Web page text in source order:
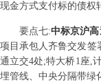
现金方式支付标的债权
要点七:中标京沪
项目承包人齐鲁交发签
通立交4处;特大桥1座,
埋管线、中央分隔带绿